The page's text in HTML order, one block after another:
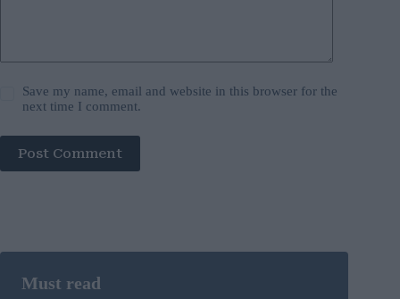
Save my name, email and website in this browser for the
next time I comment.
Post Comment